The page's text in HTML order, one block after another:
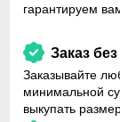
гарантируем
Заказ
Заказывайте
минимальной
выкупать